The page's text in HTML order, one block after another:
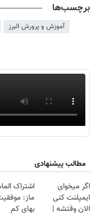
برچسب‌ها
آموزش و پرورش البرز
مطالب پیشنهادی
اگر میخوای
ایمپلنت کنی
الان وقتشه |
اشتراک
ماز:
بهای کم